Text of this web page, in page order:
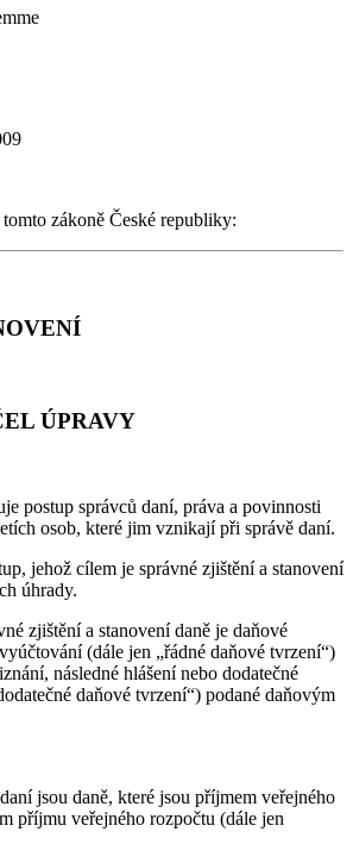
tomto zákoně České republiky:
ÚPRAVY
postup správců daní, práva a povinnosti
osob, které jim vznikají při správě daní.
jehož cílem je správné zjištění a stanovení
úhrady.
zjištění a stanovení daně je daňové
(dále jen „řádné daňové tvrzení“)
následné hlášení nebo dodatečné
daňové tvrzení“) podané daňovým
jsou daně, které jsou příjmem veřejného
příjmu veřejného rozpočtu (dále jen